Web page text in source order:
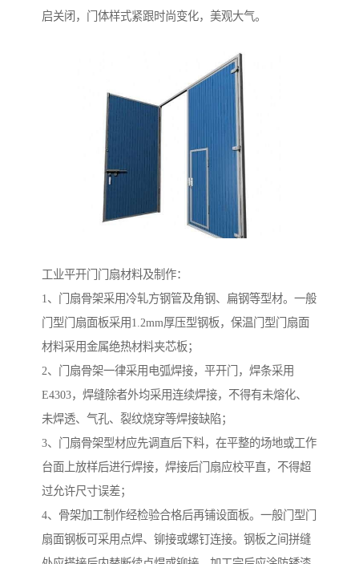
启关闭，门体样式紧跟时尚变化，美观大气。
工业平开门门扇材料及制作：
1、门扇骨架采用冷轧方钢管及角钢、扁钢等型材。一般
门型门扇面板采用1.2mm厚压型钢板，保温门型门扇面
材料采用金属绝热材料夹芯板；
2、门扇骨架一律采用电弧焊接，平开门，焊条采用
E4303，焊缝除者外均采用连续焊接，不得有未熔化、
未焊透、气孔、裂纹烧穿等焊接缺陷；
3、门扇骨架型材应先调直后下料，在平整的场地或工作
台面上放样后进行焊接，焊接后门扇应校平直，不得超
过允许尺寸误差；
4、骨架加工制作经检验合格后再铺设面板。一般门型门
扇面钢板可采用点焊、铆接或螺钉连接。钢板之间拼缝